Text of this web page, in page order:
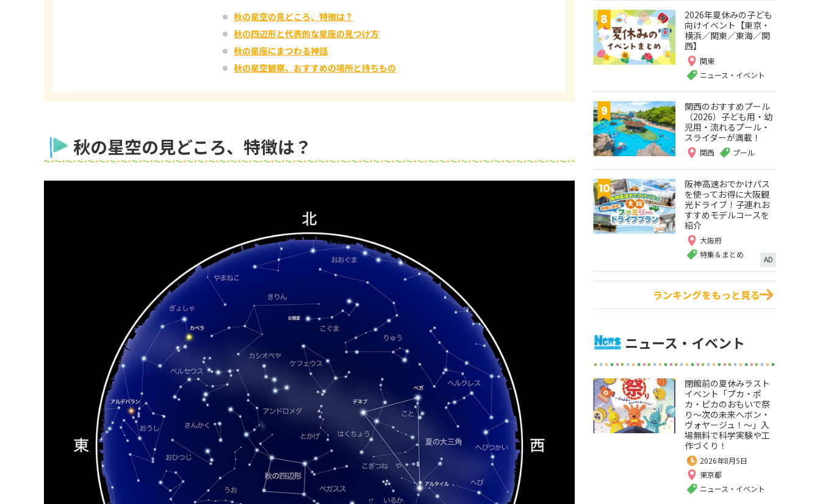
秋の星空の見どころ、特徴は？
秋の四辺形と代表的な星座の見つけ方
秋の星座にまつわる神話
秋の星空観察、おすすめの場所と持ちもの
秋の星空の見どころ、特徴は？
2026年夏休みの子ども
向けイベント【東京・
横浜／関東／東海／関
西】
関東
ニュース・イベント
関西のおすすめプール
（2026）子ども用・幼
児用・流れるプール・
スライダーが満載！
関西 プール
阪神高速おでかけパス
を使ってお得に大阪観
光ドライブ！子連れお
すすめモデルコースを
紹介
大阪府
特集＆まとめ
AD
ランキングをもっと見る
ニュース・イベント
閉館前の夏休みラスト
イベント「プカ・ポ
カ・ピカのおもいで祭
り～次の未来へボン・
ヴォヤージュ！～」入
場無料で科学実験や工
作づくり！
2026年8月5日
東京都
ニュース・イベント